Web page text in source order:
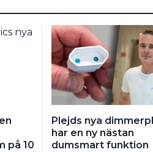
på 10
Plejds nya
har en ny nästan
dumsmart funktion